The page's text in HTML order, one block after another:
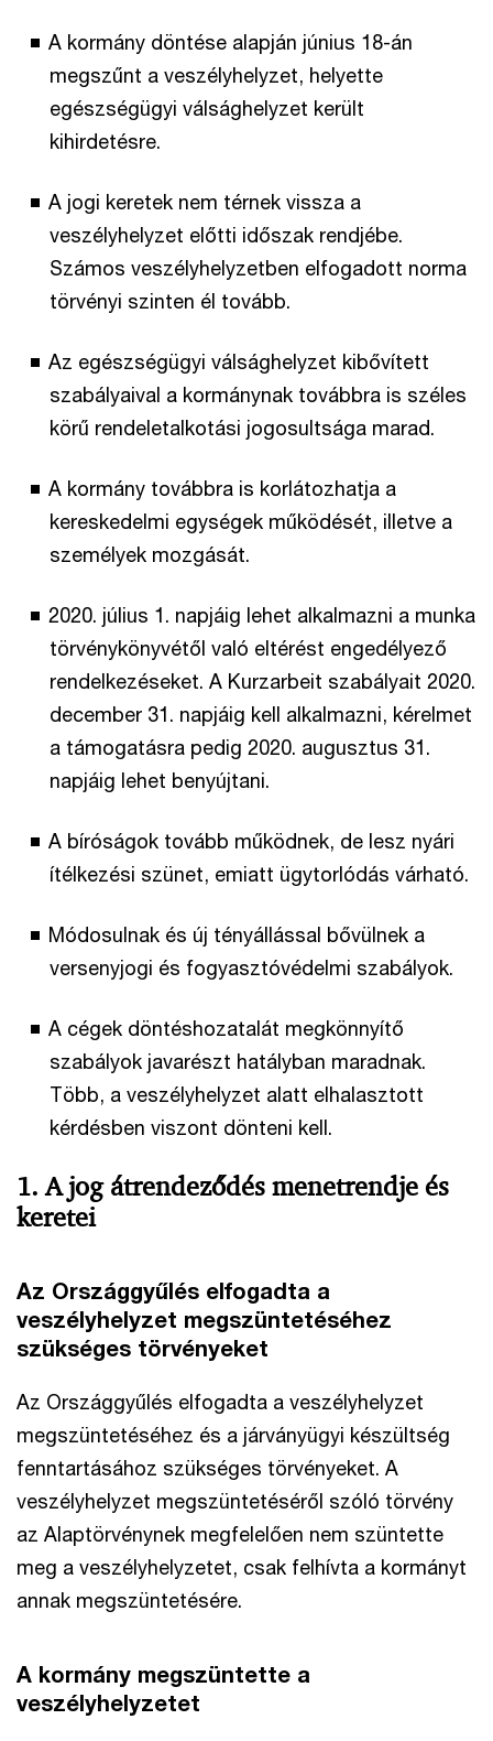
A kormány döntése alapján június 18-án
megszűnt a veszélyhelyzet, helyette
egészségügyi válsághelyzet került
kihirdetésre.
A jogi keretek nem térnek vissza a
veszélyhelyzet előtti időszak rendjébe.
Számos veszélyhelyzetben elfogadott norma
törvényi szinten él tovább.
Az egészségügyi válsághelyzet kibővített
szabályaival a kormánynak továbbra is széles
körű rendeletalkotási jogosultsága marad.
A kormány továbbra is korlátozhatja a
kereskedelmi egységek működését, illetve a
személyek mozgását.
2020. július 1. napjáig lehet alkalmazni a munka
törvénykönyvétől való eltérést engedélyező
rendelkezéseket. A Kurzarbeit szabályait 2020.
december 31. napjáig kell alkalmazni, kérelmet
a támogatásra pedig 2020. augusztus 31.
napjáig lehet benyújtani.
A bíróságok tovább működnek, de lesz nyári
ítélkezési szünet, emiatt ügytorlódás várható.
Módosulnak és új tényállással bővülnek a
versenyjogi és fogyasztóvédelmi szabályok.
A cégek döntéshozatalát megkönnyítő
szabályok javarészt hatályban maradnak.
Több, a veszélyhelyzet alatt elhalasztott
kérdésben viszont dönteni kell.
1. A jog átrendeződés menetrendje és
keretei
Az Országgyűlés elfogadta a
veszélyhelyzet megszüntetéséhez
szükséges törvényeket
Az Országgyűlés elfogadta a veszélyhelyzet
megszüntetéséhez és a járványügyi készültség
fenntartásához szükséges törvényeket. A
veszélyhelyzet megszüntetéséről szóló törvény
az Alaptörvénynek megfelelően nem szüntette
meg a veszélyhelyzetet, csak felhívta a kormányt
annak megszüntetésére.
A kormány megszüntette a
veszélyhelyzetet